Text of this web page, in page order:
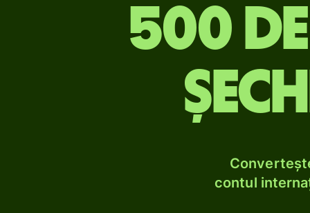
500
contul